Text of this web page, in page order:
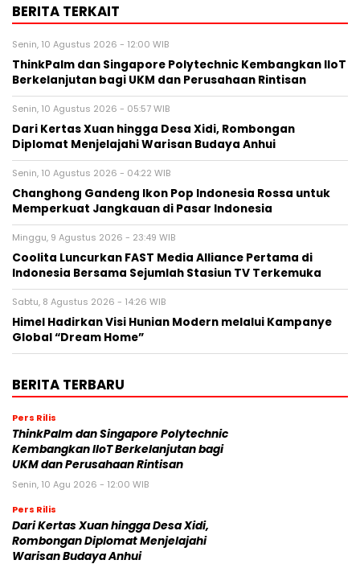
BERITA TERKAIT
Senin, 10 Agustus 2026 - 12:00 WIB
ThinkPalm dan Singapore Polytechnic Kembangkan IIoT
Berkelanjutan bagi UKM dan Perusahaan Rintisan
Senin, 10 Agustus 2026 - 05:57 WIB
Dari Kertas Xuan hingga Desa Xidi, Rombongan
Diplomat Menjelajahi Warisan Budaya Anhui
Senin, 10 Agustus 2026 - 04:22 WIB
Changhong Gandeng Ikon Pop Indonesia Rossa untuk
Memperkuat Jangkauan di Pasar Indonesia
Minggu, 9 Agustus 2026 - 23:49 WIB
Coolita Luncurkan FAST Media Alliance Pertama di
Indonesia Bersama Sejumlah Stasiun TV Terkemuka
Sabtu, 8 Agustus 2026 - 14:26 WIB
Himel Hadirkan Visi Hunian Modern melalui Kampanye
Global “Dream Home”
BERITA TERBARU
Pers Rilis
ThinkPalm dan Singapore Polytechnic
Kembangkan IIoT Berkelanjutan bagi
UKM dan Perusahaan Rintisan
Senin, 10 Agu 2026 - 12:00 WIB
Pers Rilis
Dari Kertas Xuan hingga Desa Xidi,
Rombongan Diplomat Menjelajahi
Warisan Budaya Anhui